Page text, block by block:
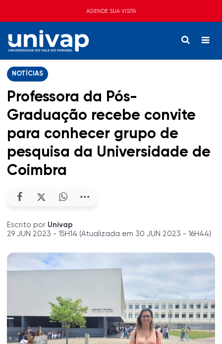
AGENDE SUA VISITA
NOTÍCIAS
Professora da Pós-
Graduação recebe convite
para conhecer grupo de
pesquisa da Universidade de
Coimbra
Escrito por Univap
29 JUN 2023 - 15H14 (Atualizada em 30 JUN 2023 - 16H44)